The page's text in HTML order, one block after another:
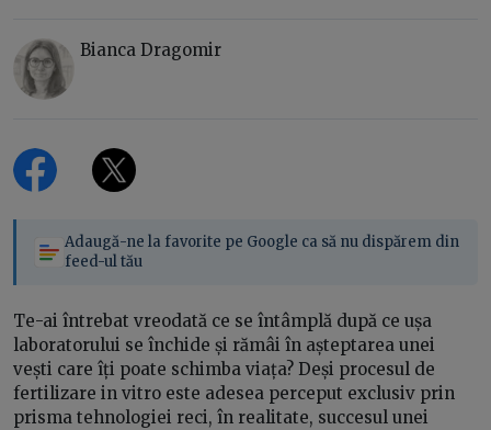
Bianca Dragomir
Adaugă-ne la favorite pe Google ca să nu dispărem din
feed-ul tău
Te-ai întrebat vreodată ce se întâmplă după ce ușa
laboratorului se închide și rămâi în așteptarea unei
vești care îți poate schimba viața? Deși procesul de
fertilizare in vitro este adesea perceput exclusiv prin
prisma tehnologiei reci, în realitate, succesul unei